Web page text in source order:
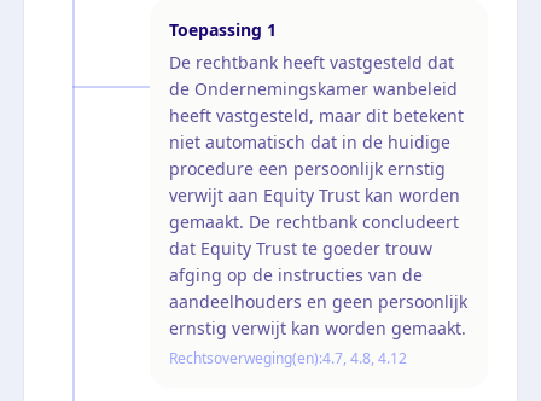
Toepassing 1
De rechtbank heeft vastgesteld dat
de Ondernemingskamer wanbeleid
heeft vastgesteld, maar dit betekent
niet automatisch dat in de huidige
procedure een persoonlijk ernstig
verwijt aan Equity Trust kan worden
gemaakt. De rechtbank concludeert
dat Equity Trust te goeder trouw
afging op de instructies van de
aandeelhouders en geen persoonlijk
ernstig verwijt kan worden gemaakt.
Rechtsoverweging(en):4.7, 4.8, 4.12